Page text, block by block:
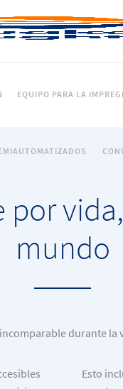
EQUIPO PARA LA
por
mundo
durante la
Esto